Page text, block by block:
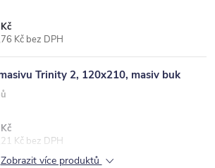
Kč bez DPH
Trinity 2, 120x210, masiv buk
Kč bez DPH
Zobrazit více produktů